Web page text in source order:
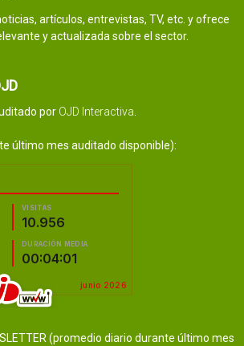
artículos, entrevistas, TV, etc. y ofrece
y actualizada sobre el sector.
por OJD Interactiva
último mes auditado disponible):
(promedio diario durante último mes